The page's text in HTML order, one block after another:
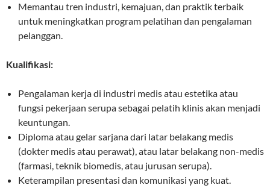
Memantau tren industri, kemajuan, dan praktik terbaik
untuk meningkatkan program pelatihan dan pengalaman
pelanggan.
Kualifikasi:
Pengalaman kerja di industri medis atau estetika atau
fungsi pekerjaan serupa sebagai pelatih klinis akan menjadi
keuntungan.
Diploma atau gelar sarjana dari latar belakang medis
(dokter medis atau perawat), atau latar belakang non-medis
(farmasi, teknik biomedis, atau jurusan serupa).
Keterampilan presentasi dan komunikasi yang kuat.